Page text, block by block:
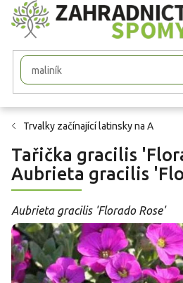
Přejít
na
obsah
Trvalky začínající latinsky na A
Tařička gracilis
Aubrieta gracilis
Aubrieta gracilis 'Florado Rose'